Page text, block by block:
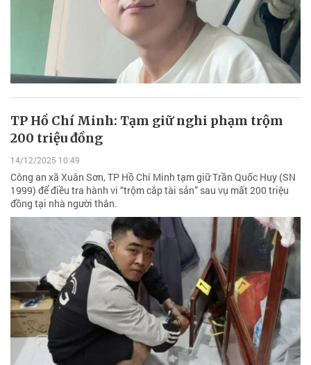
TP Hồ Chí Minh: Tạm giữ nghi phạm trộm
200 triệu đồng
14/12/2025 10:49
Công an xã Xuân Sơn, TP Hồ Chí Minh tạm giữ Trần Quốc Huy (SN
1999) để điều tra hành vi “trộm cắp tài sản” sau vụ mất 200 triệu
đồng tại nhà người thân.